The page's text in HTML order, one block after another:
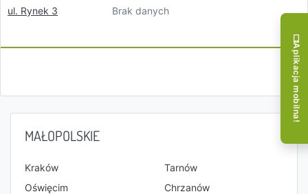
ul. Rynek 3
Brak danych
MAŁOPOLSKIE
Kraków
Tarnów
Oświęcim
Chrzanów
Aplikacja mobilna!